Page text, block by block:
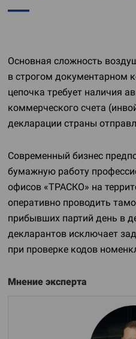
Основная сложность
в строгом документарном
цепочка требует наличия
коммерческого счета
декларации страны
Современный бизнес
бумажную работу
офисов «ТРАСКО» на
оперативно проводить
прибывших партий день в
декларантов исключает
при проверке кодов
Мнение эксперта